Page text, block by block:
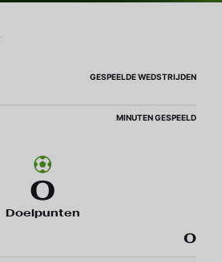
GESPEELDE WEDSTRIJDEN
MINUTEN GESPEELD
0
Doelpunten
0